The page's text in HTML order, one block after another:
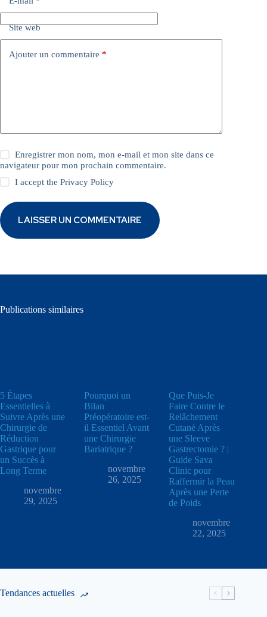
Site web
Ajouter un commentaire *
Enregistrer mon nom, mon e-mail et mon site dans ce
navigateur pour mon prochain commentaire.
I accept thePrivacy Policy
LAISSER UN COMMENTAIRE
Publications similaires
5 Étapes
Essentielles à
Suivre Après une
Chirurgie de
Réduction
Gastrique pour
un Succès à
Long Terme
novembre
29, 2025
Pourquoi un
Bilan
Préopératoire est-
il Essentiel Avant
une Chirurgie
Bariatrique ?
novembre
26, 2025
Que Puis-Je
Faire Contre le
Relâchement
Cutané Après
une Sleeve
Gastrectomie ? |
Guide Sava
Clinic pour
Raffermir la Peau
Après une Perte
de Poids
novembre
22, 2025
Tendances actuelles